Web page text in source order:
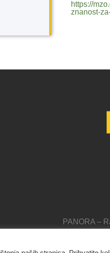
https://
znanost-
PANORA –